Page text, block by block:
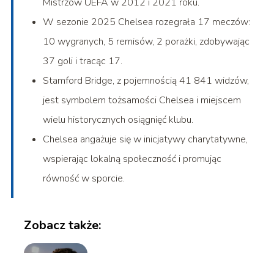
W sezonie 2025 Chelsea rozegrała 17 meczów:
10 wygranych, 5 remisów, 2 porażki, zdobywając
37 goli i tracąc 17.
Stamford Bridge, z pojemnością 41 841 widzów,
jest symbolem tożsamości Chelsea i miejscem
wielu historycznych osiągnięć klubu.
Chelsea angażuje się w inicjatywy charytatywne,
wspierając lokalną społeczność i promując
równość w sporcie.
Zobacz także: